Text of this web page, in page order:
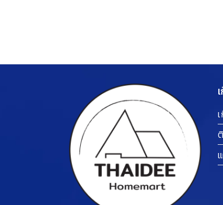
ชุด COMBO ไร้สาย
ปั้มลมไร้สาย
เลื่อยโซ่ไร้สาย
เลื่อยองศาไร้สาย โต๊ะ
เลื่อยองศาไร้สาย
มัลติทูลส์ไร้สาย
กบไสไม้ไร้สาย
ประแจเลื่อน
ประแจเลื่อนหุ้มฉนวน
มีดตัดสายเคเบิ้ลหุ้มฉนวน
คีมหุ้มฉนวนไฟฟ้า
ค้อน
ปั๊มน้ำ ถังน้ำ
TOUGHSYSTEM 2.0
TSTAK
MILWAUKEE PACKOUT
เกียงโป้ว
ลูกปืนลม
โฮลซอล
ดอกสกัด
ดอกเร้าเตอร์ ดอกทริมเม
อร์
ดอกเจาะกระจก
ตู้เชื่อมและงานเชื่อม
เครื่องมือบ้านและสวน
เครื่องฉีดน้ำ
เครื่องมือวัดระยะ/ระดับน้ำ
เครื่องใช้ในบ้าน